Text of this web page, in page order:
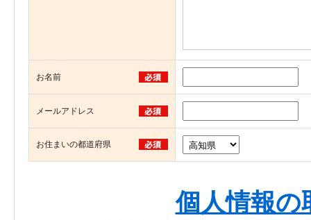
お名前
メールアドレス
お住まいの都道府県
個人情報の